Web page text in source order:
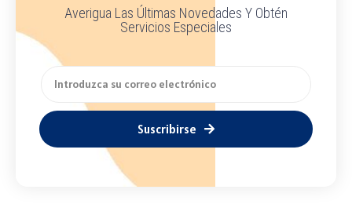
Averigua Las Últimas Novedades Y Obtén
Servicios Especiales
Suscribirse